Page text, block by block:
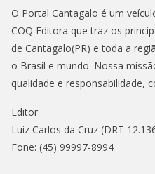
O Portal Cantagalo é um
COQ Editora que traz os
de Cantagalo(PR) e toda a
o Brasil e mundo. Nossa
qualidade e responsabilidade,
Editor
Luiz Carlos da Cruz (DRT
Fone: (45) 99997-8994